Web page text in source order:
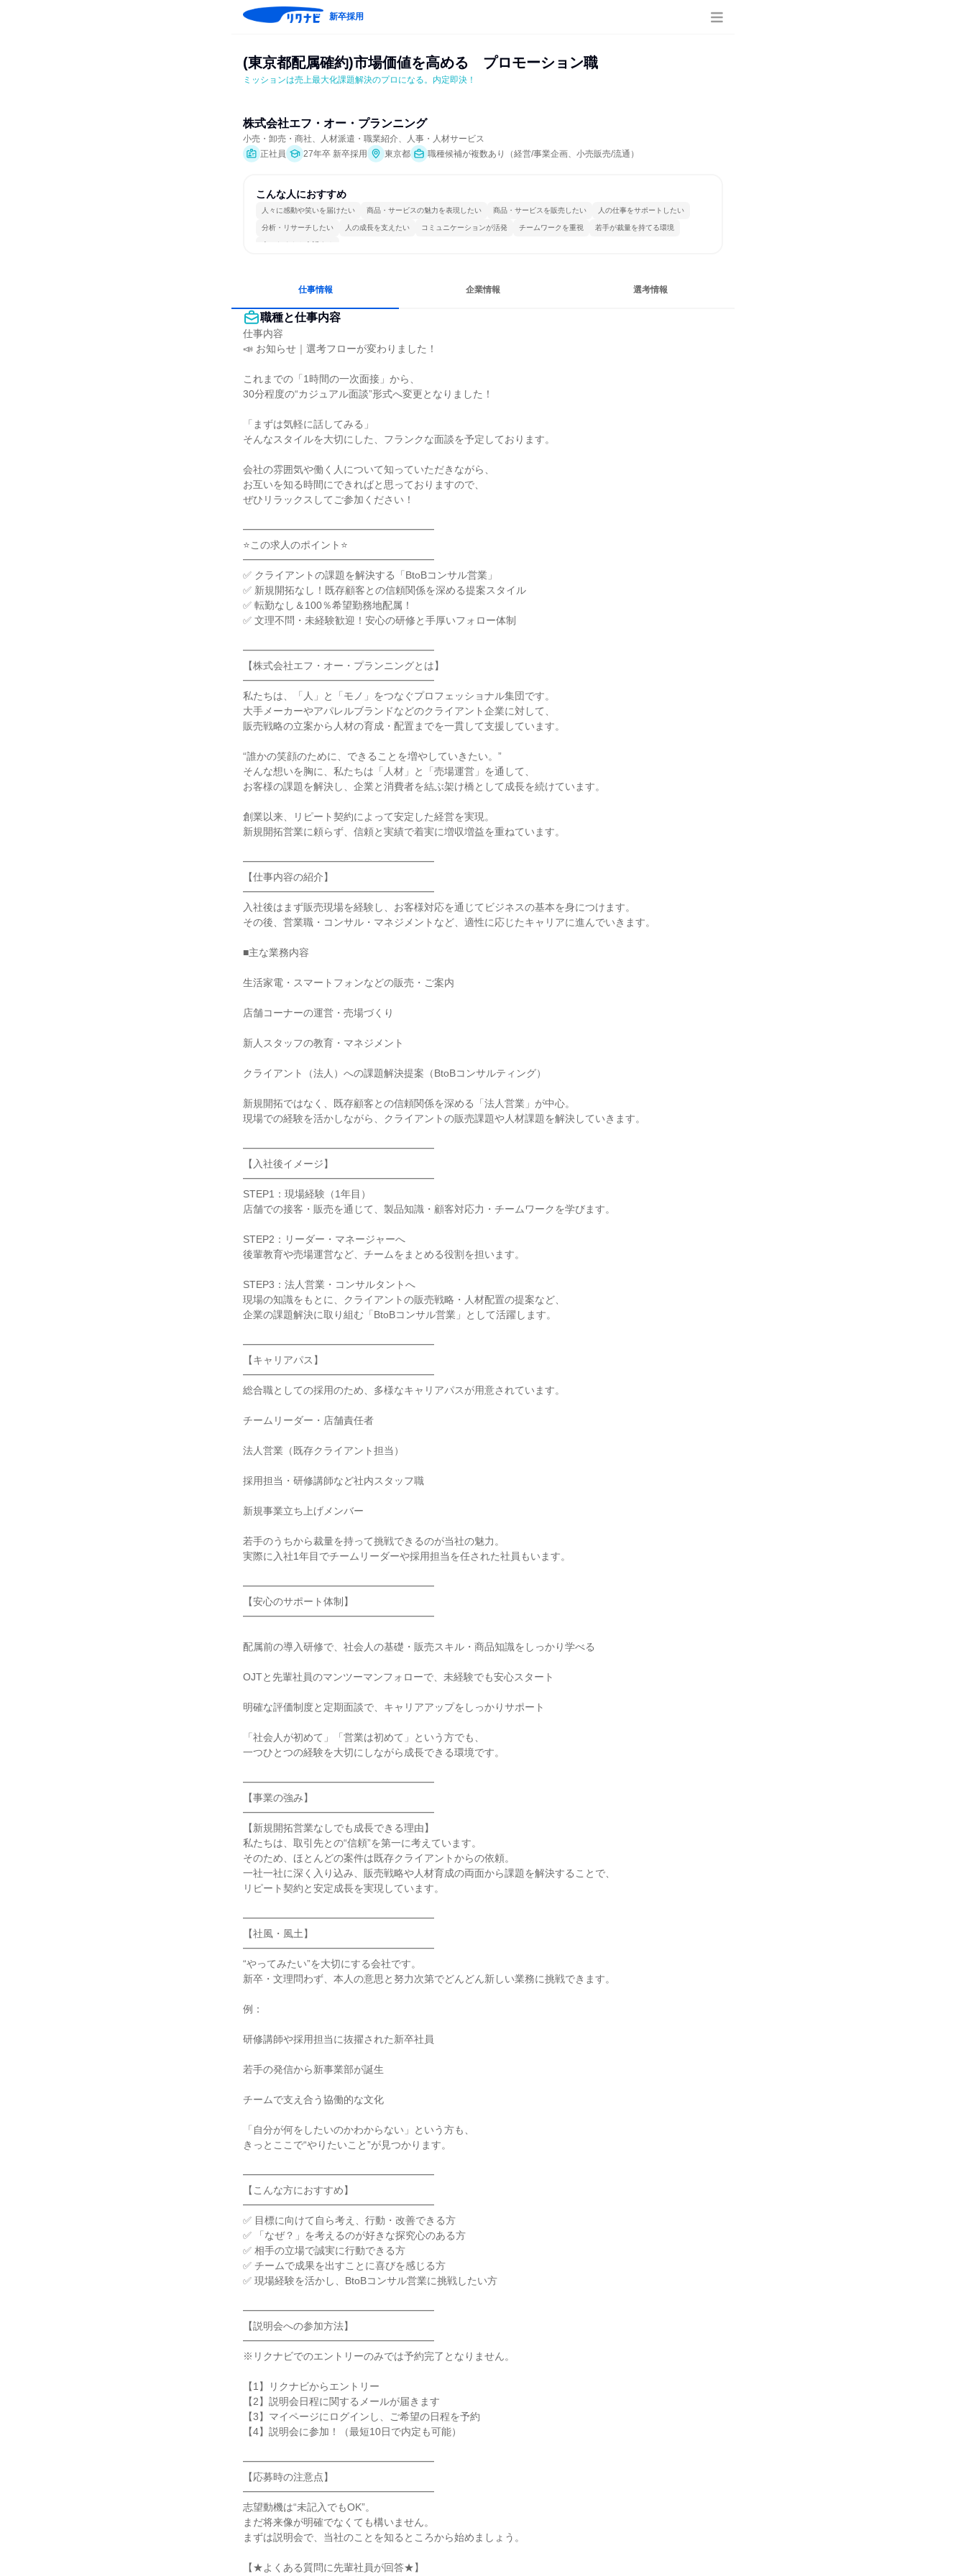
新卒採用
(東京都配属確約)市場価値を高める　プロモーション職
ミッションは売上最大化課題解決のプロになる。内定即決！
株式会社エフ・オー・プランニング
小売・卸売・商社、人材派遣・職業紹介、人事・人材サービス
正社員
27年卒 新卒採用 東京都 職種候補が複数あり（経営/事業企画、小売販売/流通）
こんな人におすすめ
人々に感動や笑いを届けたい 商品・サービスの魅力を表現したい 商品・サービスを販売したい 人の仕事をサポートしたい
分析・リサーチしたい 人の成長を支えたい コミュニケーションが活発 チームワークを重視 若手が裁量を持てる環境
人とたくさん会話する
仕事情報 企業情報 選考情報
職種と仕事内容
仕事内容
📣 お知らせ｜選考フローが変わりました！
これまでの「1時間の一次面接」から、
30分程度の“カジュアル面談”形式へ変更となりました！
「まずは気軽に話してみる」
そんなスタイルを大切にした、フランクな面談を予定しております。
会社の雰囲気や働く人について知っていただきながら、
お互いを知る時間にできればと思っておりますので、
ぜひリラックスしてご参加ください！
━━━━━━━━━━━━━━━━━━━
⭐この求人のポイント⭐
━━━━━━━━━━━━━━━━━━━
✅ クライアントの課題を解決する「BtoBコンサル営業」
✅ 新規開拓なし！既存顧客との信頼関係を深める提案スタイル
✅ 転勤なし＆100％希望勤務地配属！
✅ 文理不問・未経験歓迎！安心の研修と手厚いフォロー体制
━━━━━━━━━━━━━━━━━━━
【株式会社エフ・オー・プランニングとは】
━━━━━━━━━━━━━━━━━━━
私たちは、「人」と「モノ」をつなぐプロフェッショナル集団です。
大手メーカーやアパレルブランドなどのクライアント企業に対して、
販売戦略の立案から人材の育成・配置までを一貫して支援しています。
“誰かの笑顔のために、できることを増やしていきたい。”
そんな想いを胸に、私たちは「人材」と「売場運営」を通して、
お客様の課題を解決し、企業と消費者を結ぶ架け橋として成長を続けています。
創業以来、リピート契約によって安定した経営を実現。
新規開拓営業に頼らず、信頼と実績で着実に増収増益を重ねています。
━━━━━━━━━━━━━━━━━━━
【仕事内容の紹介】
━━━━━━━━━━━━━━━━━━━
入社後はまず販売現場を経験し、お客様対応を通じてビジネスの基本を身につけます。
その後、営業職・コンサル・マネジメントなど、適性に応じたキャリアに進んでいきます。
■主な業務内容
生活家電・スマートフォンなどの販売・ご案内
店舗コーナーの運営・売場づくり
新人スタッフの教育・マネジメント
クライアント（法人）への課題解決提案（BtoBコンサルティング）
新規開拓ではなく、既存顧客との信頼関係を深める「法人営業」が中心。
現場での経験を活かしながら、クライアントの販売課題や人材課題を解決していきます。
━━━━━━━━━━━━━━━━━━━
【入社後イメージ】
━━━━━━━━━━━━━━━━━━━
STEP1：現場経験（1年目）
店舗での接客・販売を通じて、製品知識・顧客対応力・チームワークを学びます。
STEP2：リーダー・マネージャーへ
後輩教育や売場運営など、チームをまとめる役割を担います。
STEP3：法人営業・コンサルタントへ
現場の知識をもとに、クライアントの販売戦略・人材配置の提案など、
企業の課題解決に取り組む「BtoBコンサル営業」として活躍します。
━━━━━━━━━━━━━━━━━━━
【キャリアパス】
━━━━━━━━━━━━━━━━━━━
総合職としての採用のため、多様なキャリアパスが用意されています。
チームリーダー・店舗責任者
法人営業（既存クライアント担当）
採用担当・研修講師など社内スタッフ職
新規事業立ち上げメンバー
若手のうちから裁量を持って挑戦できるのが当社の魅力。
実際に入社1年目でチームリーダーや採用担当を任された社員もいます。
━━━━━━━━━━━━━━━━━━━
【安心のサポート体制】
━━━━━━━━━━━━━━━━━━━
配属前の導入研修で、社会人の基礎・販売スキル・商品知識をしっかり学べる
OJTと先輩社員のマンツーマンフォローで、未経験でも安心スタート
明確な評価制度と定期面談で、キャリアアップをしっかりサポート
「社会人が初めて」「営業は初めて」という方でも、
一つひとつの経験を大切にしながら成長できる環境です。
━━━━━━━━━━━━━━━━━━━
【事業の強み】
━━━━━━━━━━━━━━━━━━━
【新規開拓営業なしでも成長できる理由】
私たちは、取引先との“信頼”を第一に考えています。
そのため、ほとんどの案件は既存クライアントからの依頼。
一社一社に深く入り込み、販売戦略や人材育成の両面から課題を解決することで、
リピート契約と安定成長を実現しています。
━━━━━━━━━━━━━━━━━━━
【社風・風土】
━━━━━━━━━━━━━━━━━━━
“やってみたい”を大切にする会社です。
新卒・文理問わず、本人の意思と努力次第でどんどん新しい業務に挑戦できます。
例：
研修講師や採用担当に抜擢された新卒社員
若手の発信から新事業部が誕生
チームで支え合う協働的な文化
「自分が何をしたいのかわからない」という方も、
きっとここで“やりたいこと”が見つかります。
━━━━━━━━━━━━━━━━━━━
【こんな方におすすめ】
━━━━━━━━━━━━━━━━━━━
✅ 目標に向けて自ら考え、行動・改善できる方
✅ 「なぜ？」を考えるのが好きな探究心のある方
✅ 相手の立場で誠実に行動できる方
✅ チームで成果を出すことに喜びを感じる方
✅ 現場経験を活かし、BtoBコンサル営業に挑戦したい方
━━━━━━━━━━━━━━━━━━━
【説明会への参加方法】
━━━━━━━━━━━━━━━━━━━
※リクナビでのエントリーのみでは予約完了となりません。
【1】リクナビからエントリー
【2】説明会日程に関するメールが届きます
【3】マイページにログインし、ご希望の日程を予約
【4】説明会に参加！（最短10日で内定も可能）
━━━━━━━━━━━━━━━━━━━
【応募時の注意点】
━━━━━━━━━━━━━━━━━━━
志望動機は“未記入でもOK”。
まだ将来像が明確でなくても構いません。
まずは説明会で、当社のことを知るところから始めましょう。
【★よくある質問に先輩社員が回答★】